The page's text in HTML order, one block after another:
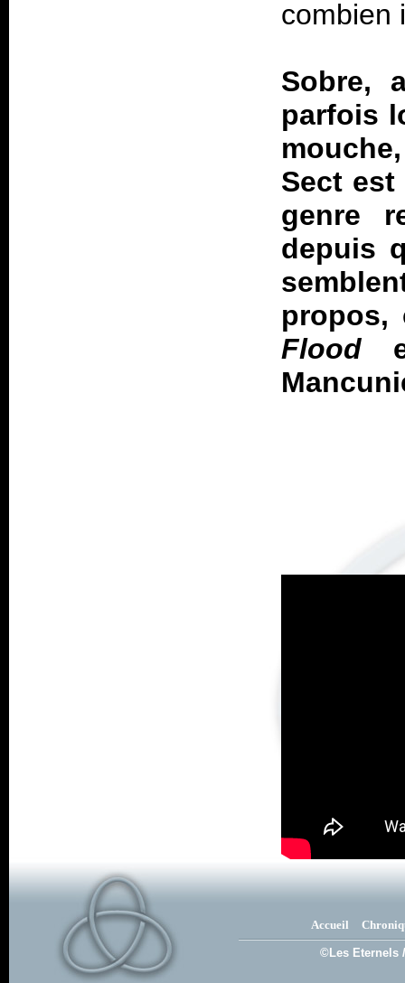
combien
Sobre,
parfois
Sect
genre
depuis
Flood
Accueil
©Les Eternels